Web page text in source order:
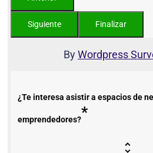
ByWordpress
¿Te interesa asistir a espacios de
emprendedores?*